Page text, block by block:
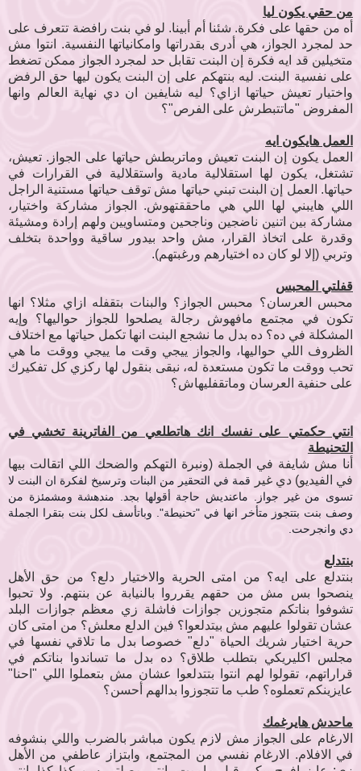
من حقي يكون ليا
أه من حقها على فكرة. شئنا أم أبينا. لو في بنت رافضة تتعرف على
حد لمجرد الجواز، هي أدرى بقدراتها وامكانياتها النفسية. انتوا مش
متخيلين قد ايه فكرة إن البنت تقابل حد لمجرد الجواز ممكن تضغط
على نفسية البنت. ليه بنتهكم على إن البنت يكون ليها حق الرفض
واختيار تعيش حياتها ازاي؟ ليه شايفين ان دي نهاية العالم وانها
المفروض "ماتتبطرش على الفرص"؟
العمل هايكون ايه
العمل يكون إن البنت تعيش وماتربطش حياتها على الجواز. تعيش،
تشتغل، يكون لها استقلالية مادية واستقلالية في القرارات في
حياتها. العمل إن البنت تبني حياتها مش توقف حياتها مستنية الراجل
اللي هايبني لها اللي هي ماحققتهوش. الجواز مشاركة واختيار،
مشاركة بين اتنين ناضجين وناجحين ومتساويين ولهم إرادة ومشيئة
وقدرة على اتخاذ القرار، مش واحد بيدور ساقية وواحدة بتخلف
وتربي (إلا لو كان ده اختيارهم ورغبتهم).
قفلتي المحبس
محبس العرسان؟ محبس الجواز؟ والبنات بتقفله ازاي مثلا؟ انها
تكون في مجتمع مافهوش رجالة يصلحوا للجواز حواليها؟ وإيه
المشكلة في ده؟ ده بدل ما نشجع البنت انها تكمل حياتها مع اختلاف
الظروف اللي حواليها، والجواز ييجي وقت ما ييجي ووقت ما هي
تحب ووقت ما تكون مستعدة له، نبقى بنقول لها ركزي كل تفكيرك
على حنفية العرسان وماتقفليهاش؟
انتي حكمتي على نفسك انك هاتطلعي من الفاترينة تخشي في
التحنيطة
أنا مش شايفة في الجملة (ونبرة التهكم والضحك اللي اتقالت بيها
في الفيديو) دي غير
قمة في التحقير من البنات وترسيخ لفكرة ان البنت لا
تسوى من غير جواز. ماعنديش حاجة أقولها بجد. مندهشة ومشمئزة من
وصف بنت بتتجوز متأخر انها في "تحنيطة". وباتأسف لكل بنت بتقرا الجملة
دي وانجرحت.
بنتدلع
بنتدلع على ايه؟ من امتى الحرية والاختيار دلع؟ من حق الأهل
ينصحوا بس مش من حقهم يقرروا بالنيابة عن بنتهم. ولا تحبوا
تشوفوا بناتكم متجوزين جوازات فاشلة زي معظم جوازات البلد
عشان تقولوا عليهم مش بيتدلعوا؟ فين الدلع معلش؟ من امتى كان
حرية اختيار شريك الحياة "دلع" خصوصا بدل ما تلاقي نفسها في
مجلس اكليريكي بتطلب طلاق؟ ده بدل ما تساندوا بناتكم في
قراراتهم، تقولوا لهم انتوا بتتدلعوا عشان مش بتعملوا اللي "احنا"
عايزينكم تعملوه؟ طب ما تتجوزوا بدالهم أحسن؟
ماحدش هايرغمك
الارغام على الجواز مش لازم يكون مباشر بالضرب واللي بنشوفه
في الافلام. الارغام نفسي من المجتمع، وابتزاز عاطفي من الأهل